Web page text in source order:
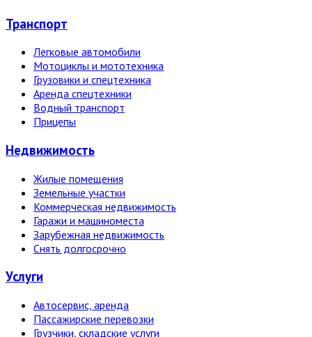
Транспорт
Легковые автомобили
Мотоциклы и мототехника
Грузовики и спецтехника
Аренда спецтехники
Водный транспорт
Прицепы
Недвижи­мость
Жилые помещения
Земельные участки
Коммерческая недвижимость
Гаражи и машиноместа
Зарубежная недвижимость
Снять долгосрочно
Услуги
Автосервис, аренда
Пассажирские перевозки
Грузчики, складские услуги